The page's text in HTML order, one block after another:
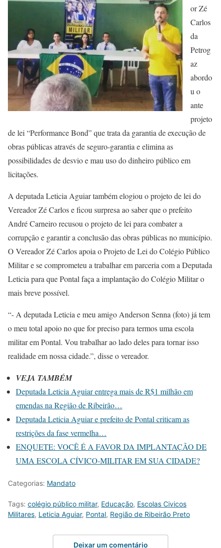
or Zé
Carlos
da
Petrog
az
abordo
u o
ante
projeto
de lei “Performance Bond” que trata da garantia de execução de
obras públicas através de seguro-garantia e elimina as
possibilidades de desvio e mau uso do dinheiro público em
licitações.
A deputada Leticia Aguiar também elogiou o projeto de lei do
Vereador Zé Carlos e ficou surpresa ao saber que o prefeito
André Carneiro recusou o projeto de lei para combater a
corrupção e garantir a conclusão das obras públicas no município.
O Vereador Zé Carlos apoia o Projeto de Lei do Colégio Público
Militar e se comprometeu a trabalhar em parceria com a Deputada
Leticia para que Pontal faça a implantação do Colégio Militar o
mais breve possível.
“- A deputada Leticia e meu amigo Anderson Senna (foto) já tem
o meu total apoio no que for preciso para termos uma escola
militar em Pontal. Vou trabalhar ao lado deles para tornar isso
realidade em nossa cidade.”, disse o vereador.
VEJA TAMBÉM
Deputada Leticia Aguiar entrega mais de R$1 milhão em
emendas na Região de Ribeirão…
Deputada Leticia Aguiar e prefeito de Pontal criticam as
restrições da fase vermelha…
ENQUETE: VOCÊ É A FAVOR DA IMPLANTAÇÃO DE
UMA ESCOLA CÍVICO-MILITAR EM SUA CIDADE?
Categorias: Mandato
Tags: colégio público militar, Educação, Escolas Civicos
Militares, Leticia Aguiar, Pontal, Região de Ribeirão Preto
Deixar um comentário